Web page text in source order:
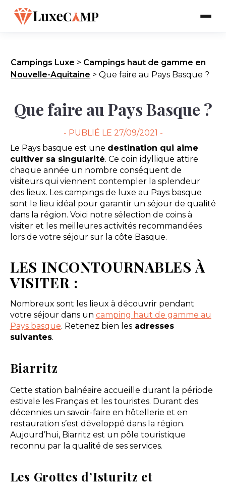
Campings Luxe > Campings haut de gamme en
Nouvelle-Aquitaine >Que faire au Pays Basque ?
Que faire au Pays Basque ?
- PUBLIÉ LE 27/09/2021 -
Le Pays basque est une destination qui aime
cultiver sa singularité. Ce coin idyllique attire
chaque année un nombre conséquent de
visiteurs qui viennent contempler la splendeur
des lieux. Les campings de luxe au Pays basque
sont le lieu idéal pour garantir un séjour de qualité
dans la région. Voici notre sélection de coins à
visiter et les meilleures activités recommandées
lors de votre séjour sur la côte Basque.
LES INCONTOURNABLES À
VISITER :
Nombreux sont les lieux à découvrir pendant
votre séjour dans un camping haut de gamme au
Pays basque. Retenez bien lesadresses
suivantes.
Biarritz
Cette station balnéaire accueille durant la période
estivale les Français et les touristes. Durant des
décennies un savoir-faire en hôtellerie et en
restauration s’est développé dans la région.
Aujourd’hui, Biarritz est un pôle touristique
reconnu par la qualité de ses services.
Les Grottes d’Isturitz et